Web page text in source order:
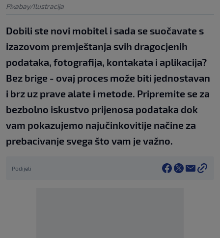
Pixabay/Ilustracija
Dobili ste novi mobitel i sada se suočavate s
izazovom premještanja svih dragocjenih
podataka, fotografija, kontakata i aplikacija?
Bez brige - ovaj proces može biti jednostavan
i brz uz prave alate i metode. Pripremite se za
bezbolno iskustvo prijenosa podataka dok
vam pokazujemo najučinkovitije načine za
prebacivanje svega što vam je važno.
Podijeli